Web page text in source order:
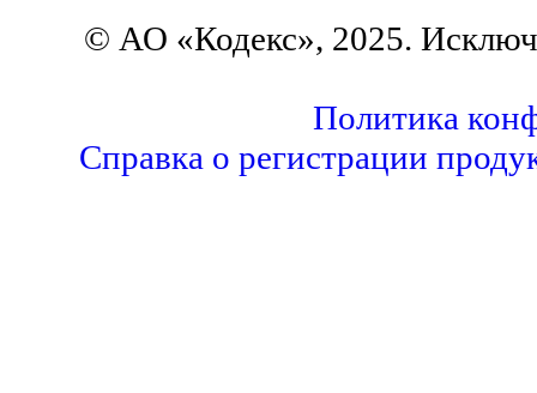
© АО «Кодекс», 2025.
Политика
Справка о регистрации